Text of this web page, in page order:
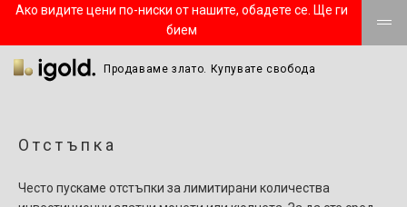
Ако видите цени по-ниски от нашите, обадете се. Ще ги
бием
Продаваме злато. Купувате свобода
Отстъпка
Често пускаме отстъпки за лимитирани количества